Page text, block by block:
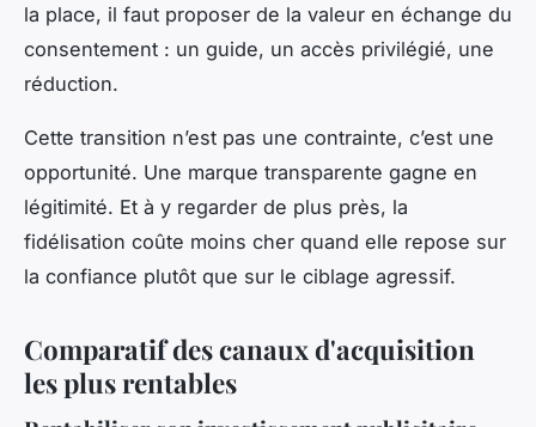
la place, il faut proposer de la valeur en échange du
consentement : un guide, un accès privilégié, une
réduction.
Cette transition n’est pas une contrainte, c’est une
opportunité. Une marque transparente gagne en
légitimité. Et à y regarder de plus près, la
fidélisation coûte moins cher quand elle repose sur
la confiance plutôt que sur le ciblage agressif.
Comparatif des canaux d'acquisition
les plus rentables